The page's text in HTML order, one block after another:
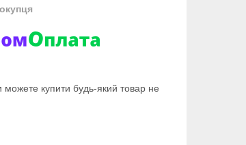
можете купити будь-який товар не